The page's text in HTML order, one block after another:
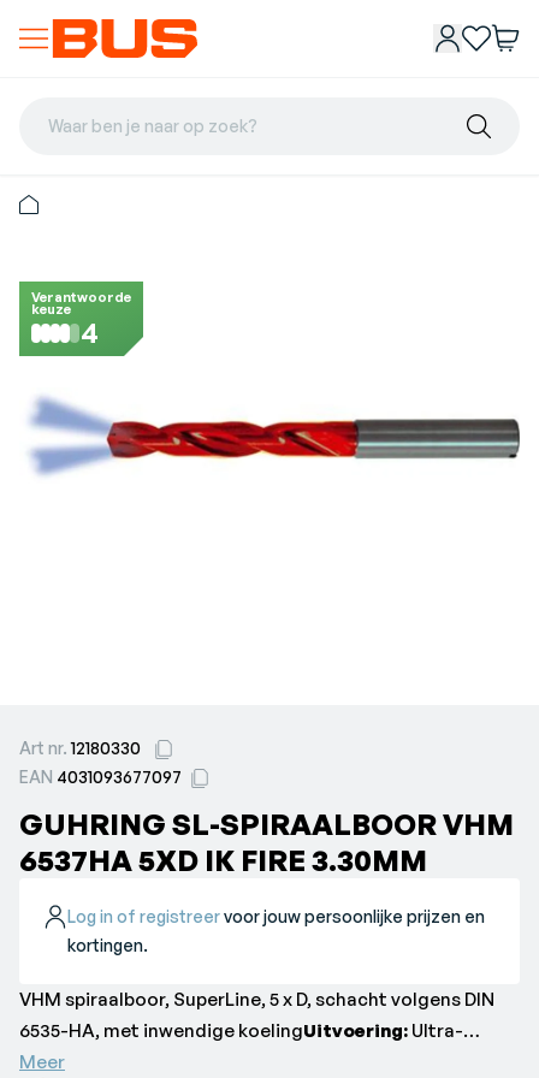
Waar ben je naar op zoek?
Verantwoorde
keuze
4
Art nr.12180330
EAN 4031093677097
GUHRING SL-SPIRAALBOOR VHM
6537HA 5XD IK FIRE 3.30MM
Log in of registreervoor jouw persoonlijke prijzen en
kortingen.
VHM spiraalboor, SuperLine, 5 x D, schacht volgens DIN
6535-HA, met inwendige koelingUitvoering: Ultra-
fijngekorreld-massief hardmetaal, DIN 6537, ty[e RT 100
Meer